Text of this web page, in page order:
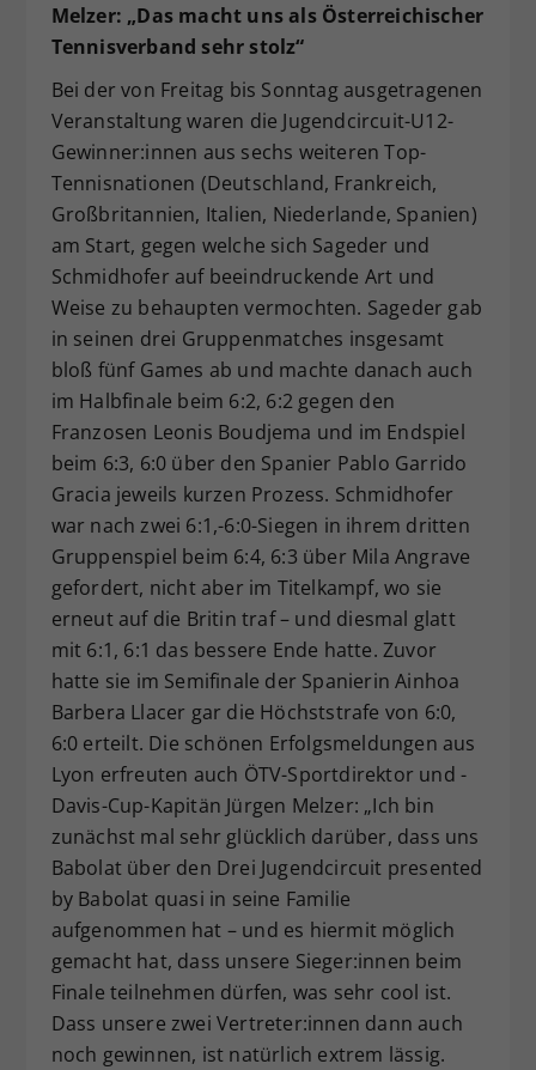
Melzer: „Das macht uns als Österreichischer
Tennisverband sehr stolz“
Bei der von Freitag bis Sonntag ausgetragenen
Veranstaltung waren die Jugendcircuit-U12-
Gewinner:innen aus sechs weiteren Top-
Tennisnationen (Deutschland, Frankreich,
Großbritannien, Italien, Niederlande, Spanien)
am Start, gegen welche sich Sageder und
Schmidhofer auf beeindruckende Art und
Weise zu behaupten vermochten. Sageder gab
in seinen drei Gruppenmatches insgesamt
bloß fünf Games ab und machte danach auch
im Halbfinale beim 6:2, 6:2 gegen den
Franzosen Leonis Boudjema und im Endspiel
beim 6:3, 6:0 über den Spanier Pablo Garrido
Gracia jeweils kurzen Prozess. Schmidhofer
war nach zwei 6:1,-6:0-Siegen in ihrem dritten
Gruppenspiel beim 6:4, 6:3 über Mila Angrave
gefordert, nicht aber im Titelkampf, wo sie
erneut auf die Britin traf – und diesmal glatt
mit 6:1, 6:1 das bessere Ende hatte. Zuvor
hatte sie im Semifinale der Spanierin Ainhoa
Barbera Llacer gar die Höchststrafe von 6:0,
6:0 erteilt. Die schönen Erfolgsmeldungen aus
Lyon erfreuten auch ÖTV-Sportdirektor und -
Davis-Cup-Kapitän Jürgen Melzer: „Ich bin
zunächst mal sehr glücklich darüber, dass uns
Babolat über den Drei Jugendcircuit presented
by Babolat quasi in seine Familie
aufgenommen hat – und es hiermit möglich
gemacht hat, dass unsere Sieger:innen beim
Finale teilnehmen dürfen, was sehr cool ist.
Dass unsere zwei Vertreter:innen dann auch
noch gewinnen, ist natürlich extrem lässig.